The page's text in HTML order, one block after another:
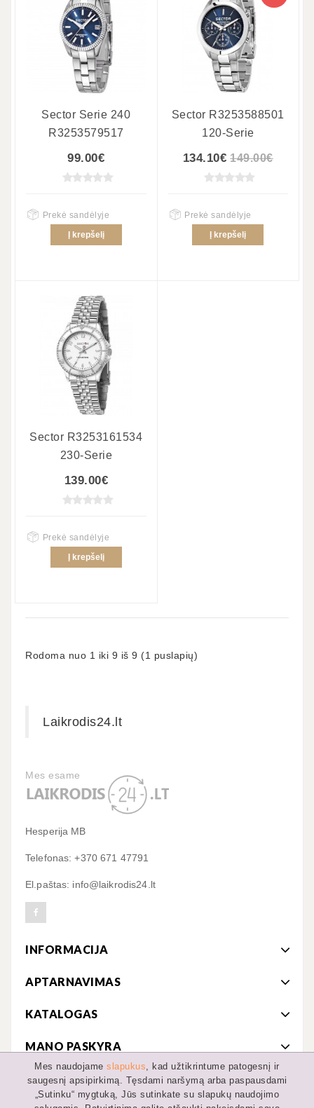
Sector Serie 240
R3253579517
99.00€
Prekė sandėlyje
Į krepšelį
Sector R3253588501
120-Serie
134.10€ 149.00€
Prekė sandėlyje
Į krepšelį
Sector R3253161534
230-Serie
139.00€
Prekė sandėlyje
Į krepšelį
Rodoma nuo 1 iki 9 iš 9 (1 puslapių)
Mes naudojameslapukus, kad užtikrintume patogesnį ir
saugesnį apsipirkimą. Tęsdami naršymą arba paspausdami
„Sutinku“ mygtuką, Jūs sutinkate su slapukų naudojimo
Laikrodis24.lt
Mes esame
Hesperija MB
Telefonas: +370 671 47791
El.paštas: info@laikrodis24.lt
INFORMACIJA
APTARNAVIMAS
KATALOGAS
MANO PASKYRA
© 2019-2022 MB Hesperija